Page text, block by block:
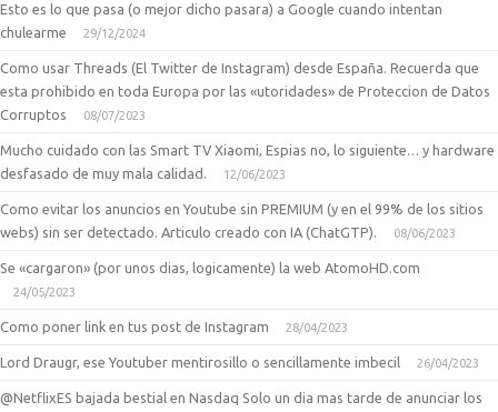
Esto es lo que pasa (o mejor dicho pasara) a Google cuando intentan
chulearme
29/12/2024
Como usar Threads (El Twitter de Instagram) desde España. Recuerda que
esta prohibido en toda Europa por las «utoridades» de Proteccion de Datos
Corruptos
08/07/2023
Mucho cuidado con las Smart TV Xiaomi, Espias no, lo siguiente… y hardware
desfasado de muy mala calidad.
12/06/2023
Como evitar los anuncios en Youtube sin PREMIUM (y en el 99% de los sitios
webs) sin ser detectado. Articulo creado con IA (ChatGTP).
08/06/2023
Se «cargaron» (por unos dias, logicamente) la web AtomoHD.com
24/05/2023
Como poner link en tus post de Instagram 28/04/2023
Lord Draugr, ese Youtuber mentirosillo o sencillamente imbecil 26/04/2023
@NetflixES bajada bestial en Nasdaq Solo un dia mas tarde de anunciar los